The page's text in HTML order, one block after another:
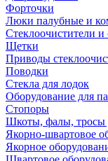
Форточки
Люки палубные и
Стеклоочистители и
Щетки
Приводы
Поводки
Стекла для лодок
Оборудование для
Стопоры
Шкоты, фалы, тросы
Якорно-швартовое
Якорное